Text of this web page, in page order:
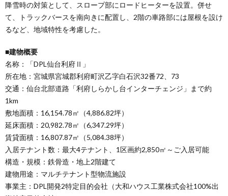
降雪時の対策として、スロープ部にロードヒーターを設置。併せ
て、トラックバースを南向きに配置し、2階の車路部には屋根を設け
るなど、地域特性を考慮した。
■建物概要
名称：「DPL仙台利府Ⅱ」
所在地：宮城県宮城郡利府町沢乙字白石沢32番72、73
交通：仙台北部道路「利府しらかし台インターチェンジ」まで約
1km
敷地面積：16,154.78㎡（4,886.82坪）
延床面積：20,982.78㎡（6,347.29坪）
賃貸面積：16,807.87㎡（5,084.38坪）
入居テナント数：最大4テナント、1区画約2,850㎡～ご入居可能
構造・規模：鉄骨造・地上2階建て
建物用途：マルチテナント型物流施設
事業主：DPL開発2特定目的会社（大和ハウス工業株式会社100%出